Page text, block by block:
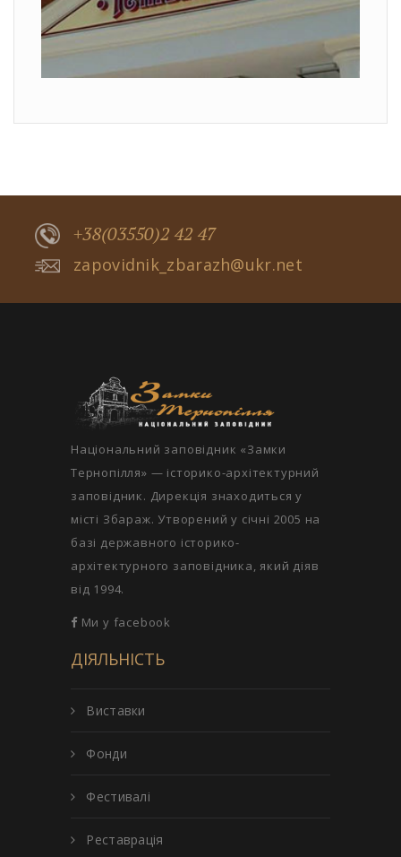
+38(03550)2 42 47
zapovidnik_zbarazh@ukr.net
Національний заповідник «Замки
Тернопілля» — історико-архітектурний
заповідник. Дирекція знаходиться у
місті Збараж. Утворений у січні 2005 на
базі державного історико-
архітектурного заповідника, який діяв
від 1994.
Ми у facebook
ДІЯЛЬНІСТЬ
Виставки
Фонди
Фестивалі
Реставрація